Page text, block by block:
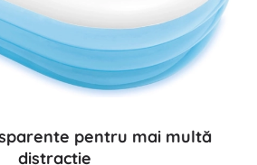
pentru mai multă
distracție